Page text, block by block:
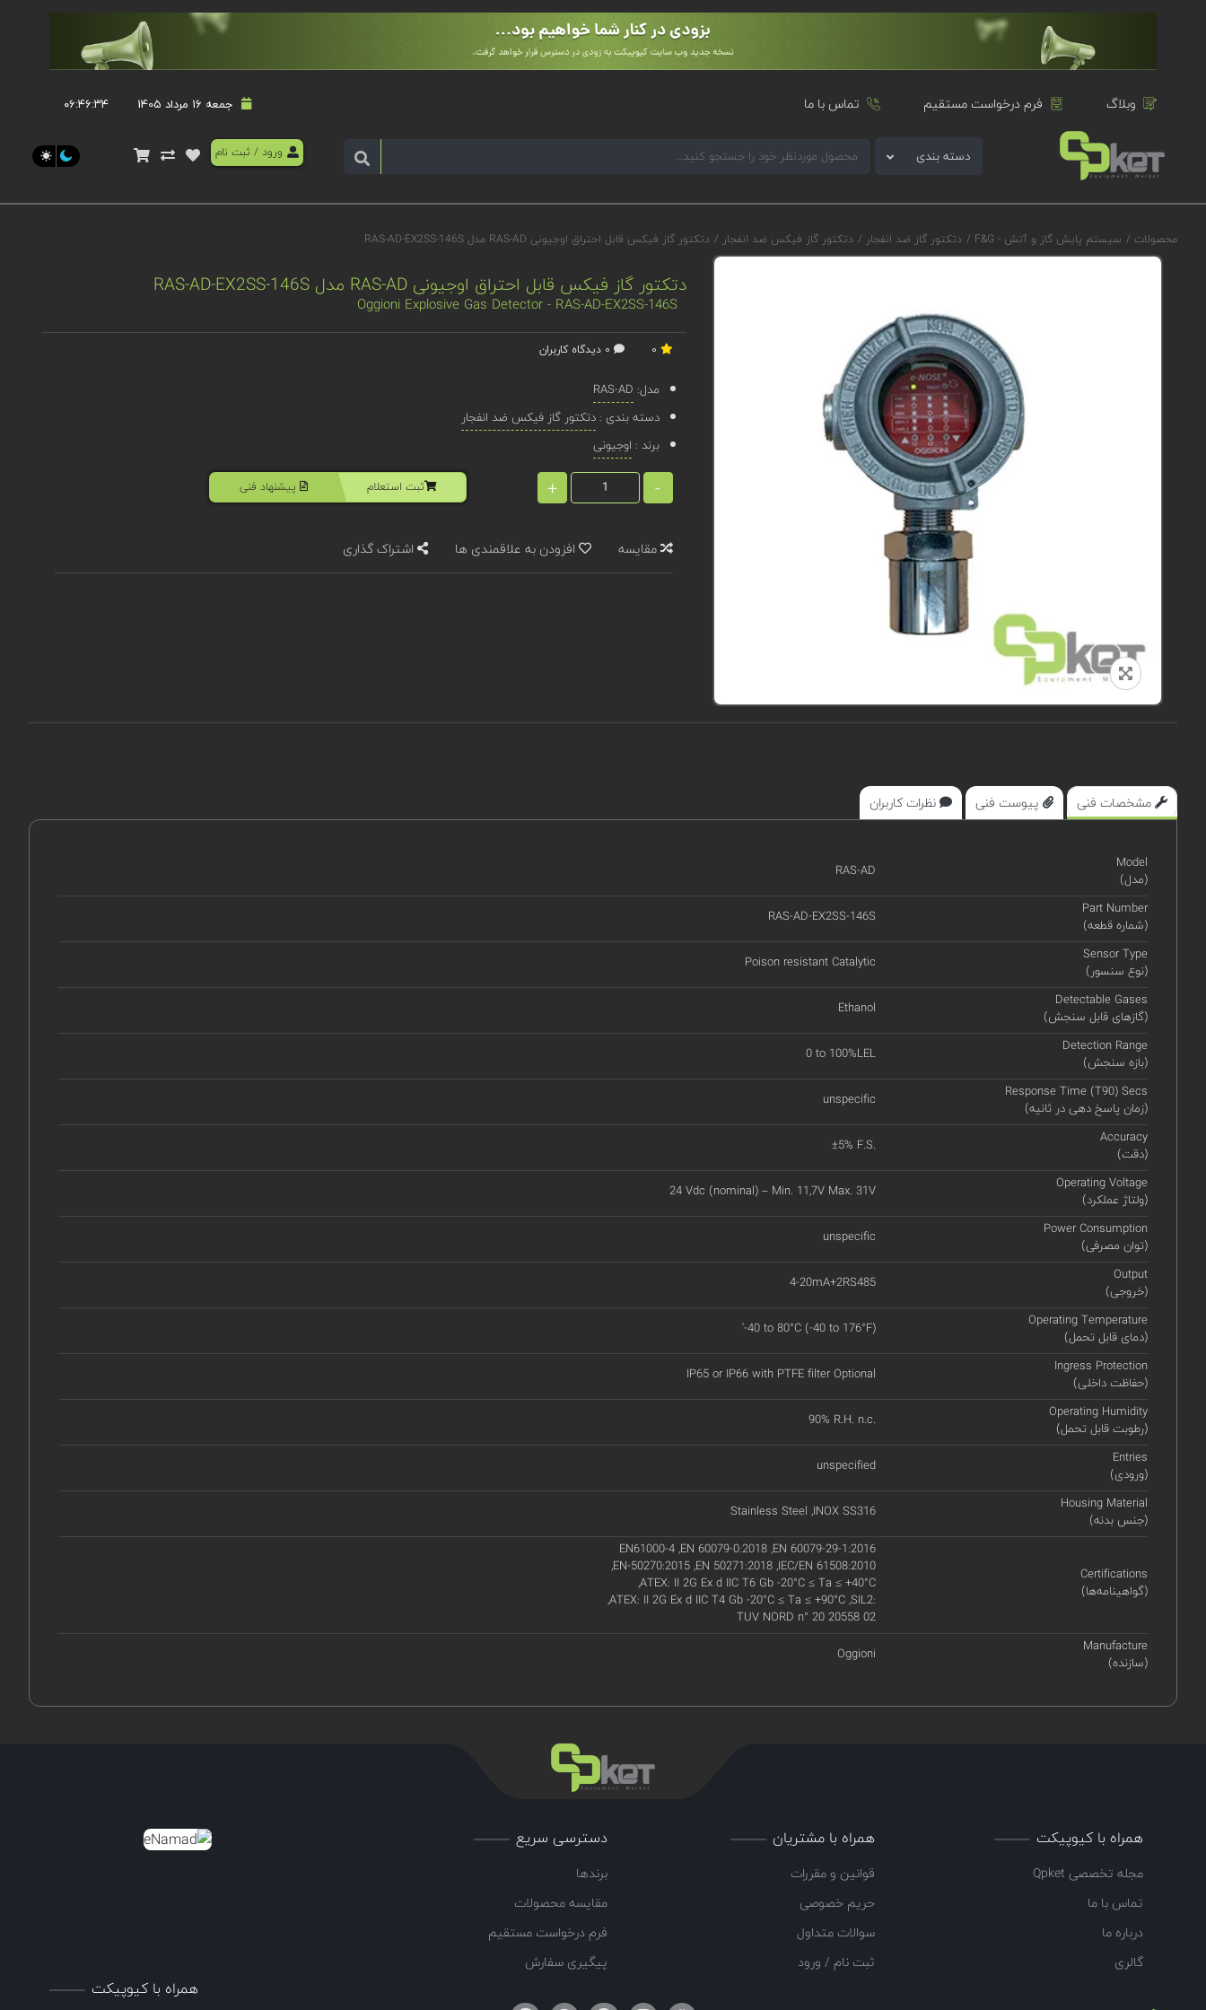
وبلاگ فرم درخواست مستقیم تماس با ما جمعه 16 مرداد 1405 ۰۶:۴۶:۳۴
دسته بندی ورود / ثبت نام
محصولات / سیستم پایش گاز و آتش - F&G / دتکتور گاز ضد انفجار / دتکتور گاز فیکس ضد انفجار / دتکتور گاز فیکس قابل احتراق اوجیونی RAS-AD مدل RAS-AD-EX2SS-146S
دتکتور گاز فیکس قابل احتراق اوجیونی RAS-AD مدل RAS-AD-EX2SS-146S
Oggioni Explosive Gas Detector - RAS-AD-EX2SS-146S
مدل: RAS-AD
دسته بندی :دتکتور گاز فیکس ضد انفجار
برند : اوجیونی
-
+ ثبت استعلام پیشنهاد فنی
مقایسه افزودن به علاقمندی ها اشتراک گذاری
مشخصات فنی پیوست فنی نظرات کاربران
Model
(مدل)
RAS-AD
Part Number
(شماره قطعه)
RAS-AD-EX2SS-146S
Sensor Type
(نوع سنسور)
Poison resistant Catalytic
Detectable Gases
(گازهای قابل سنجش)
Ethanol
Detection Range
(بازه سنجش)
0 to 100%LEL
Response Time (T90) Secs
(زمان پاسخ دهی در ثانیه)
unspecific
Accuracy
(دقت)
±5% F.S.
Operating Voltage
(ولتاژ عملکرد)
24 Vdc (nominal) – Min. 11,7V Max. 31V
Power Consumption
(توان مصرفی)
unspecific
Output
(خروجی)
4-20mA+2RS485
Operating Temperature
(دمای قابل تحمل)
'-40 to 80°C (-40 to 176°F)
Ingress Protection
(حفاظت داخلی)
IP65 or IP66 with PTFE filter Optional
Operating Humidity
(رطوبت قابل تحمل)
90% R.H. n.c.
Entries
(ورودی)
unspecified
Housing Material
(جنس بدنه)
Stainless Steel ,INOX SS316
Certifications
(گواهینامه‌ها)
EN61000-4 ,EN 60079-0:2018 ,EN 60079-29-1:2016
,EN-50270:2015 ,EN 50271:2018 ,IEC/EN 61508:2010
,ATEX: II 2G Ex d IIC T6 Gb -20°C ≤ Ta ≤ +40°C
,ATEX: II 2G Ex d IIC T4 Gb -20°C ≤ Ta ≤ +90°C ,SIL2:
TUV NORD n° 20 20558 02
Manufacture
(سازنده)
Oggioni
همراه با کیوپیکت
مجله تخصصی Qpket
تماس با ما
درباره ما
گالری
همراه با مشتریان
قوانین و مقررات
حریم خصوصی
سوالات متداول
ثبت نام / ورود
دسترسی سریع
برندها
مقایسه محصولات
فرم درخواست مستقیم
پیگیری سفارش
همراه با کیوپیکت